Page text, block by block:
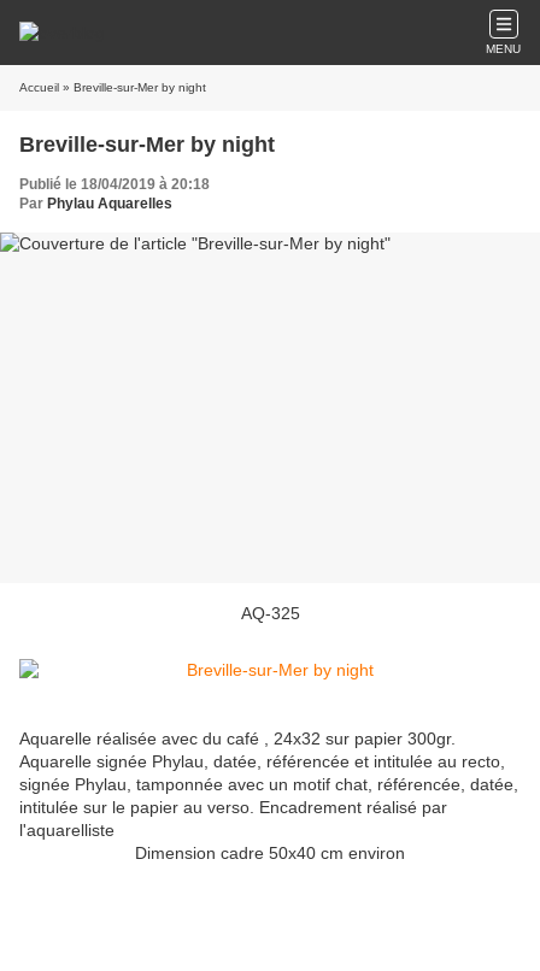
MENU
Accueil » Breville-sur-Mer by night
Breville-sur-Mer by night
Publié le 18/04/2019 à 20:18
Par Phylau Aquarelles
AQ-325
Aquarelle réalisée avec du café , 24x32 sur papier 300gr.
Aquarelle signée Phylau, datée, référencée et intitulée au recto,
signée Phylau, tamponnée avec un motif chat, référencée, datée,
intitulée sur le papier au verso. Encadrement réalisé par
l'aquarelliste
Dimension cadre 50x40 cm environ